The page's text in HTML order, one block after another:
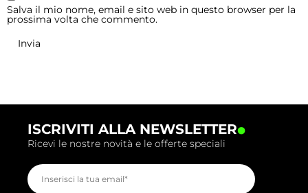
Salva il mio nome, email e sito web in questo browser per la
prossima volta che commento.
ISCRIVITI ALLA NEWSLETTER.
Ricevi le nostre novità e le offerte speciali